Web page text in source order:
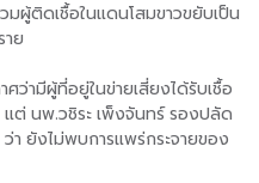
มผู้ติดเชื้อในแดนโสมขาวขยับเป็น
าย
ว่ามีผู้ที่อยู่ในข่ายเสี่ยงได้รับเชื้อ
แต่ นพ.วชิระ เพ็งจันทร์ รองปลัด
า ยังไม่พบการแพร่กระจายของ